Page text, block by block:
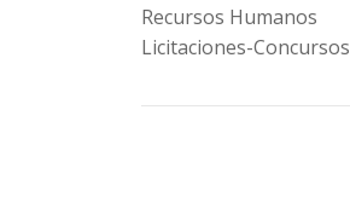
Recursos Humanos
Licitaciones-Concursos